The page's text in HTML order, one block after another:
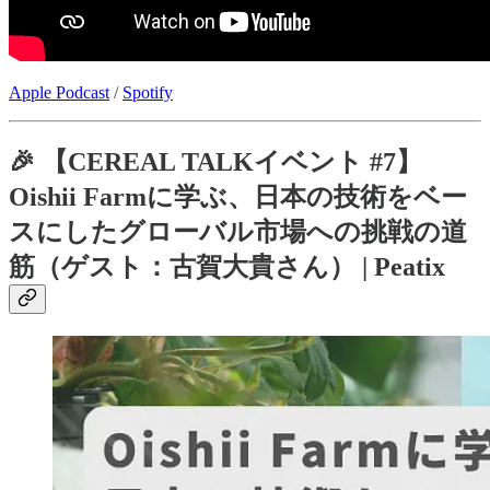
Apple Podcast / Spotify
🎉 【CEREAL TALKイベント #7】
Oishii Farmに学ぶ、日本の技術をベー
スにしたグローバル市場への挑戦の道
筋（ゲスト：古賀大貴さん） | Peatix